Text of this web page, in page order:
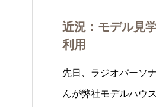
近況：モデル見
利用
先日、ラジオパーソ
んが弊社モデルハウ